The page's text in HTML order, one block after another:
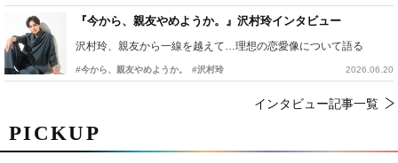
PICKUP
『今から、親友やめようか。』沢村玲インタビュー
沢村玲、親友から一線を越えて…理想の恋愛像について語る
#今から、親友やめようか。 #沢村玲 2026.06.20
インタビュー記事一覧